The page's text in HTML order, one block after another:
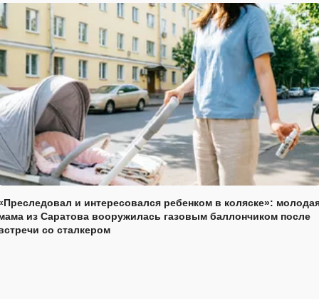
и интересовался ребенком в коляске»:
из Саратова вооружилась газовым баллончиком после
со сталкером